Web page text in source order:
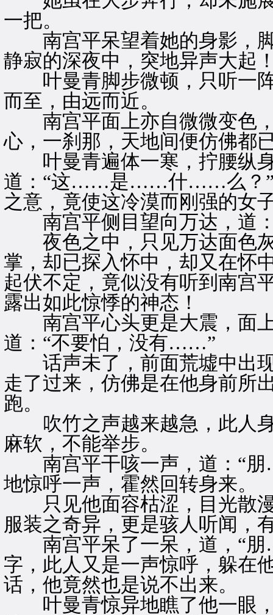
一把。
南宫平呆望着她的身影，脚
静寂的深夜中，突地异声大起
叶曼青脚步微顿，只听一阵
而至，由远而近。
南宫平面上亦自微微变色，
心，一刹那，天地间便仿佛都
叶曼青遍体一寒，拧腰纵身
道：“这……是……什……么？”
之意，竟使这冷漠而刚强的女
南宫平侧目望向万达，道：
夜色之中，只见万达面色灰
掌，却已探入怀中，却又在怀
起伏不定，竟似没有听到南宫
露出如此惊悸的神态！
南宫平心头更是大震，面上
道：“不要怕，没有……”
话声未了，前面荒墟中出现
走了过来，仿佛是在他身前所
跑。
吹竹之声越来越急，此人身
麻软，不能举步。
南宫平干咳一声，道：“朋
地惊呼一声，霍然回转身来。
只见他面容枯涩，目光散漫
服装之奇异，更是骇人听闻，
南宫平呆了一呆，道，“
字，此人又是一声惊呼，躲
话，他竟然也是说不出来。
叶曼青惊异地瞧了他一眼，